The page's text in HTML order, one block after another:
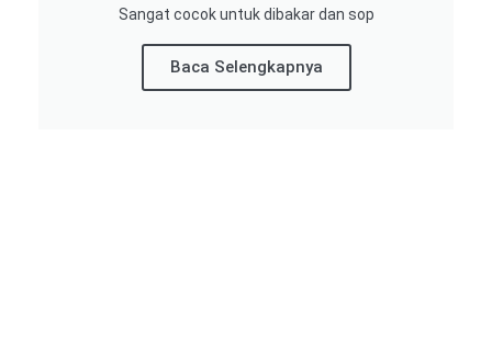
Sangat cocok untuk dibakar dan sop
Baca Selengkapnya